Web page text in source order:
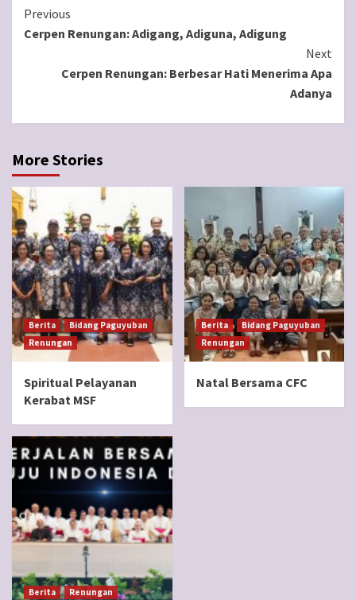
Continue
Reading
Previous
Cerpen Renungan: Adigang, Adiguna, Adigung
Next
Cerpen Renungan: Berbesar Hati Menerima Apa
Adanya
More Stories
Berita
Bidang Paguyuban
Renungan
Spiritual Pelayanan
Kerabat MSF
Berita
Bidang Paguyuban
Renungan
Natal Bersama CFC
Berita Renungan